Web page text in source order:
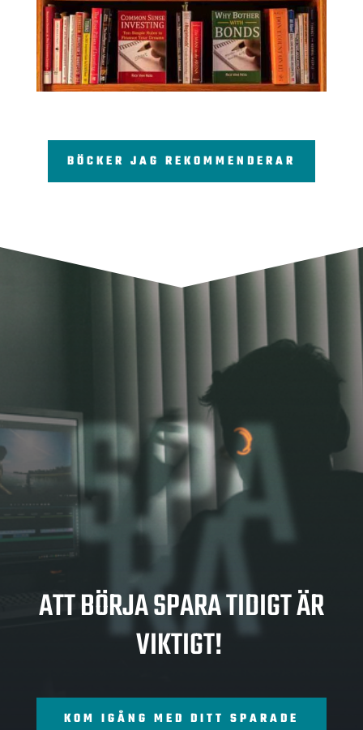
BÖCKER JAG REKOMMENDERAR
SPA
RA
ATT BÖRJA SPARA TIDIGT ÄR
VIKTIGT!
KOM IGÅNG MED DITT SPARADE